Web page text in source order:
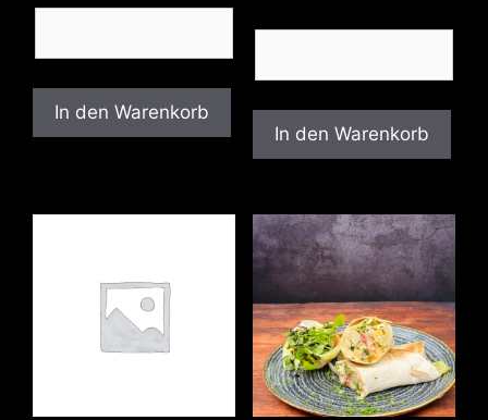
In den Warenkorb
In den Warenkorb